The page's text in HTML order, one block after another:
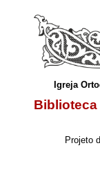
Igreja
Biblioteca
Projeto